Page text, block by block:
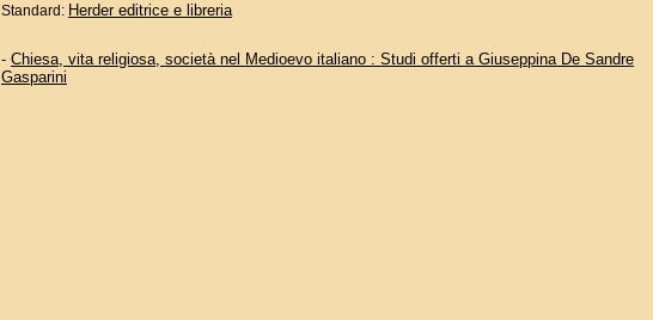
Standard: Herder editrice e libreria
- Chiesa, vita religiosa, società nel Medioevo italiano : Studi offerti a Giuseppina De Sandre
Gasparini